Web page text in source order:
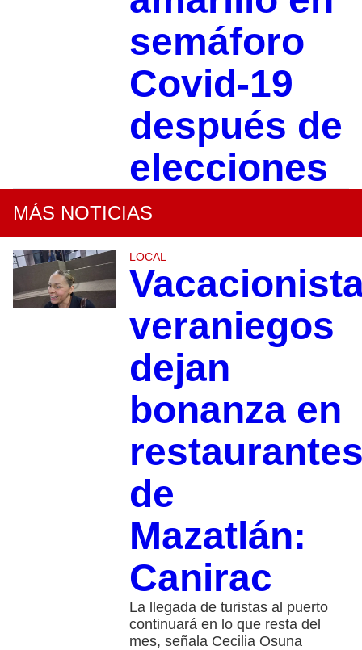
semáforo
Covid-19
después de
elecciones
MÁS NOTICIAS
LOCAL
veraniegos
dejan
bonanza en
de
Mazatlán:
Canirac
La llegada de turistas al puerto
continuará en lo que resta del
mes, señala Cecilia Osuna